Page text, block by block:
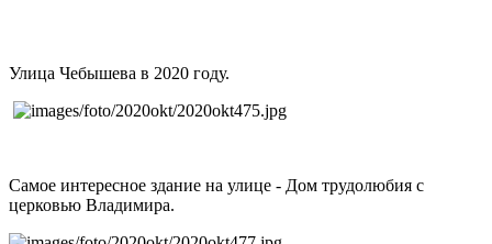
Улица Чебышева в 2020 году.
Самое интересное здание на улице - Дом трудолюбия с
церковью Владимира.